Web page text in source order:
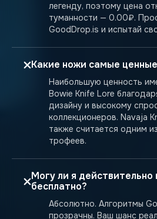
легенду, поэтому цена
туманности — 0.00₽.
GoodDrop.is и испытай
Какие ножи самые
Наибольшую ценность
Bowie Knife Lore
дизайну и высокому
коллекционеров. Navaja
также считается одним
трофеев.
Могу ли я
бесплатно?
Абсолютно. Алгоритмы
прозрачны. Ваш шанс